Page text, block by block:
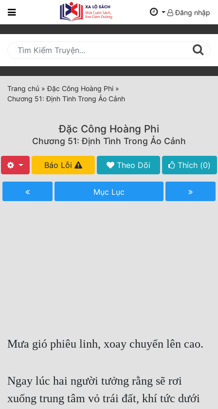
Trang
Mới
Cập
Nhật
(current)
Tất Cả
Hoàn Thành
Xa Lộ Dịch
Cung Đấu
Cạnh Kỹ
Đăng nhập
Trang chủ »Đặc Công Hoàng Phi »
Chương 51: Định Tình Trong Ảo Cảnh
Đặc Công Hoàng Phi
Chương 51: Định Tình Trong Ảo Cảnh
Báo Lỗi Theo Dõi Thích (0)
Mục Lục
Mưa gió phiêu linh, xoay chuyển lên cao.
Ngay lúc hai người tưởng rằng sẽ rơi
xuống trung tâm vỏ trái đất, khí tức dưới